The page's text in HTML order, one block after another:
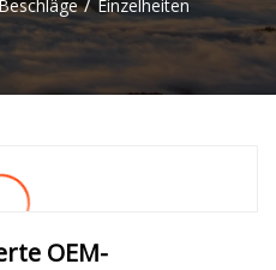
Einzelheiten
OEM-